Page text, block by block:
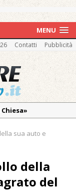
MENU
Contatti Pubblicità
messa e
mezzi storici della
Marazzato
sua auto e
della
del